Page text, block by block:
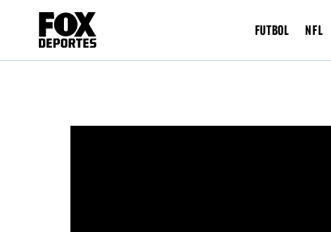
FUTBOL NFL